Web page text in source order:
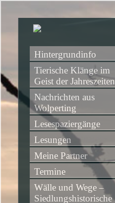
Hintergrundinfo
Tierische Klänge im
Geist der Jahreszeiten
Nachrichten aus
Wolperting
Lesespaziergänge
Lesungen
Meine Partner
Termine
Wälle und Wege –
Siedlungshistorische